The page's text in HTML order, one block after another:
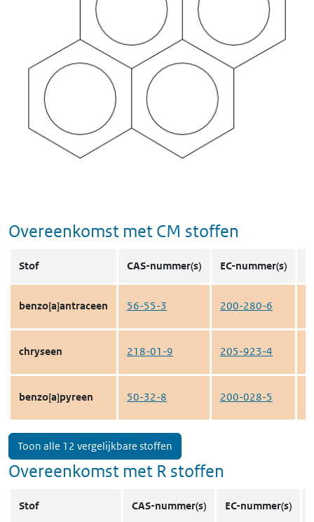
Overeenkomst met CM stoffen
Stof CAS-nummer(s) EC-nummer(s)
benzo[a]antraceen 56-55-3 200-280-6
chryseen 218-01-9 205-923-4
benzo[a]pyreen 50-32-8 200-028-5
Toon alle 12 vergelijkbare stoffen
Overeenkomst met R stoffen
Stof CAS-nummer(s) EC-nummer(s)